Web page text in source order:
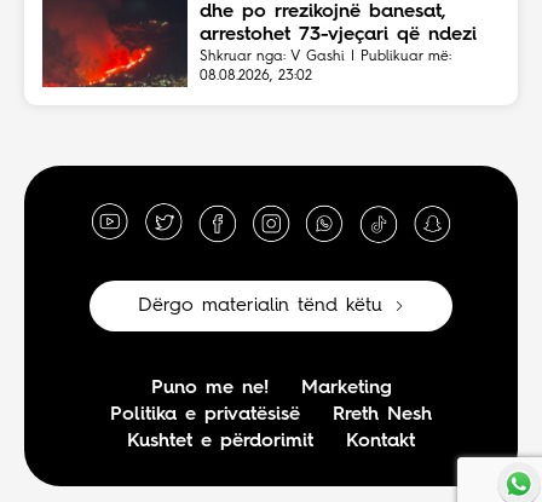
dhe po rrezikojnë banesat,
arrestohet 73-vjeçari që ndezi
zjarrin për të djegur barin
Shkruar nga: V Gashi | Publikuar më:
08.08.2026, 23:02
Dërgo materialin tënd këtu
Puno me ne!
Marketing
Politika e privatësisë
Rreth Nesh
Kushtet e përdorimit
Kontakt